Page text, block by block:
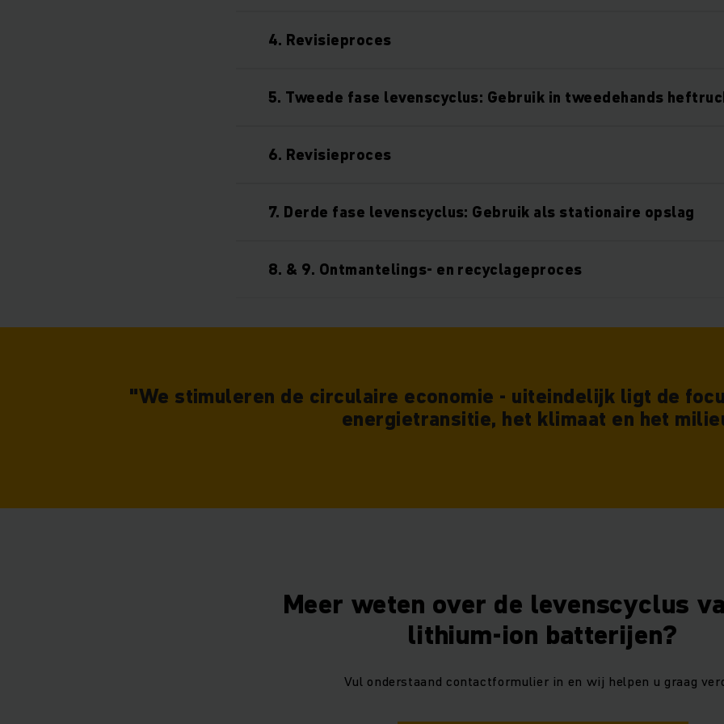
4. Revisieproces
5. Tweede fase levenscyclus: Gebruik in tweedehands
6. Revisieproces
7. Derde fase levenscyclus: Gebruik als stationaire opslag
8. & 9. Ontmantelings- en recyclageproces
"We stimuleren de circulaire economie - uiteindelijk ligt de
energietransitie, het klimaat en het
Meer weten over de levenscyclus
lithium-ion batterijen?
Vul onderstaand contactformulier in en wij helpen u graag